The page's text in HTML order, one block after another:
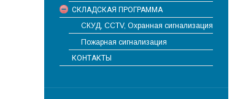
СКЛАДСКАЯ ПРОГРАММА
СКУД, CCTV, Охранная сигнализация
Пожарная сигнализация
КОНТАКТЫ